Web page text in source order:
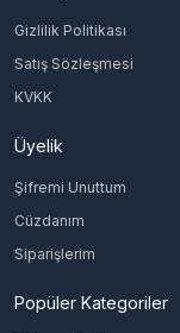
Gizlilik Politikası
Satış Sözleşmesi
KVKK
Üyelik
Şifremi Unuttum
Cüzdanım
Siparişlerim
Popüler Kategoriler